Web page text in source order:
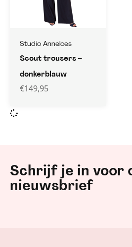
Studio Anneloes
Scout trousers –
donkerblauw
€149,95
Schrijf je in voor
nieuwsbrief